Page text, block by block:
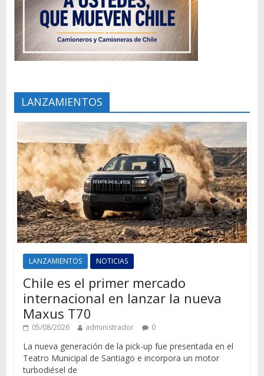
LANZAMIENTOS
LANZAMIENTOS NOTICIAS
Chile es el primer mercado
internacional en lanzar la nueva
Maxus T70
05/08/2026 administrador 0
La nueva generación de la pick-up fue presentada en el
Teatro Municipal de Santiago e incorpora un motor
turbodiésel de